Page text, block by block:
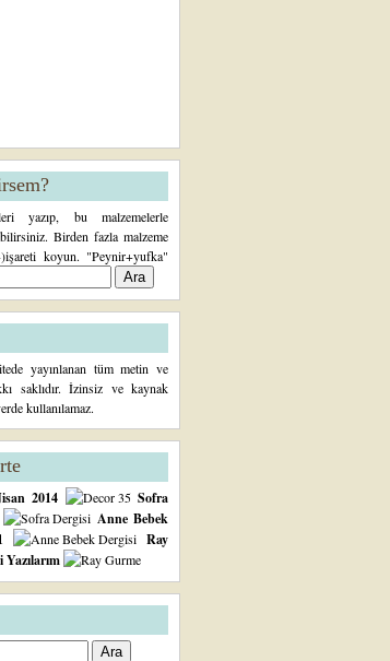
yazıp, bu malzemelerle
Birden fazla malzeme
koyun. "Peynir+yufka"
yayınlanan tüm metin ve
saklıdır. İzinsiz ve kaynak
kullanılamaz.
2014
Sofra
Anne Bebek
Ray